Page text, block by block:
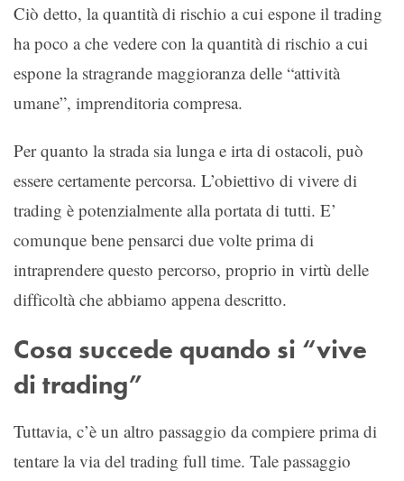
Ciò detto, la quantità di rischio a cui espone il trading
ha poco a che vedere con la quantità di rischio a cui
espone la stragrande maggioranza delle “attività
umane”, imprenditoria compresa.
Per quanto la strada sia lunga e irta di ostacoli, può
essere certamente percorsa. L’obiettivo di vivere di
trading è potenzialmente alla portata di tutti. E’
comunque bene pensarci due volte prima di
intraprendere questo percorso, proprio in virtù delle
difficoltà che abbiamo appena descritto.
Cosa succede quando si “vive
di trading”
Tuttavia, c’è un altro passaggio da compiere prima di
tentare la via del trading full time. Tale passaggio